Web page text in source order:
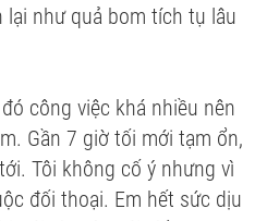
như quả bom tích tụ lâu
công việc khá nhiều nên
Gần 7 giờ tối mới tạm ổn,
Tôi không cố ý nhưng vì
đối thoại. Em hết sức dịu